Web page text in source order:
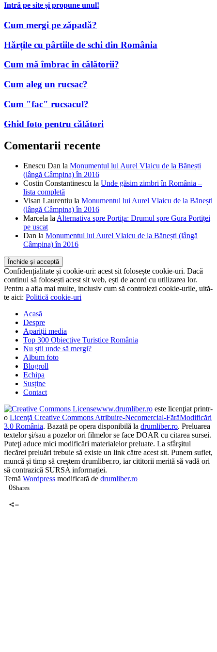
Intră pe site și propune unul!
Cum mergi pe zăpadă?
Hărțile cu pârtiile de schi din România
Cum mă îmbrac în călătorii?
Cum aleg un rucsac?
Cum "fac" rucsacul?
Ghid foto pentru călători
Comentarii recente
Enescu Dan la Monumentul lui Aurel Vlaicu de la Bănești
(lângă Câmpina) în 2016
Costin Constantinescu la Unde găsim zimbri în România –
lista completă
Visan Laurentiu la Monumentul lui Aurel Vlaicu de la Bănești
(lângă Câmpina) în 2016
Marcela laAlternativa spre Portița: Drumul spre Gura Portiței
pe uscat
Dan la Monumentul lui Aurel Vlaicu de la Bănești (lângă
Câmpina) în 2016
Confidențialitate și cookie-uri: acest sit folosește cookie-uri. Dacă
continui să folosești acest sit web, ești de acord cu utilizarea lor.
Pentru a afla mai multe, inclusiv cum să controlezi cookie-urile, uită-
te aici: Politică cookie-uri
Acasă
Despre
Apariții media
Top 300 Obiective Turistice România
Nu știi unde să mergi?
Album foto
Blogroll
Echipa
Susține
Contact
www.drumliber.ro este licenţiat printr-
o Licenţă Creative Commons Atribuire-Necomercial-FărăModificări
3.0 România. Bazată pe opera disponibilă la drumliber.ro. Preluarea
textelor şi/sau a pozelor ori filmelor se face DOAR cu citarea sursei.
Puteţi aduce mici modificări materialelor preluate. La sfârşitul
fiecărei preluări trebuie să existe un link către acest sit. Punem suflet,
muncă și timp să creștem drumliber.ro, iar cititorii merită să vadă ori
să contrazică SURSA informației.
Temă Wordpress modificată de drumliber.ro
0Shares